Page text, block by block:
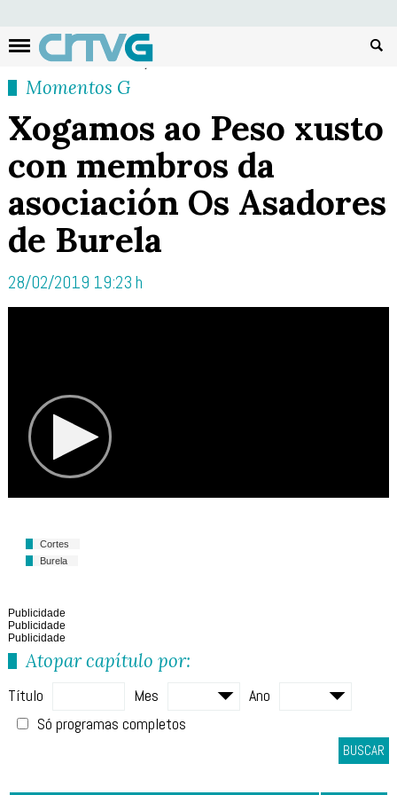
Momentos G
Xogamos ao Peso xusto
con membros da
asociación Os Asadores
de Burela
28/02/2019 19:23 h
Cortes
Burela
Publicidade
Publicidade
Publicidade
Atopar capítulo por:
Título Mes
Ano
Só programas completos
BUSCAR